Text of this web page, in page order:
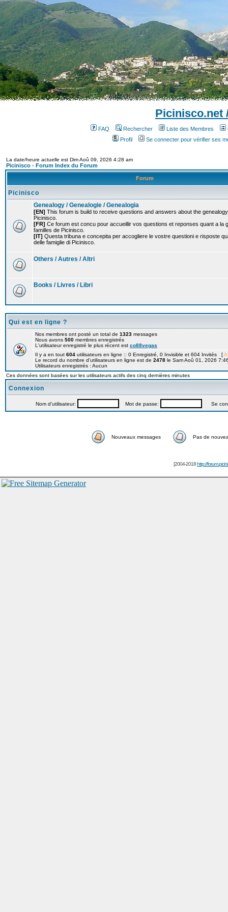
Picinisco.net
FAQ Rechercher Liste des Membres
Profil
Se connecter pour vérifier ses
La date/heure actuelle est Dim Aoû 09, 2026 4:28 am
Picinisco - Forum Index du Forum
Forum
Picinisco
Genealogy / Genealogie / Genealogia
[EN] This forum is build to receive questions and answers about the
Picinisco.
[FR] Ce forum est concu pour accueillir vos questions et reponses quant a la
familles de Picinisco.
[IT] Questa tribuna e concepita per accogliere le vostre questioni e risposte
delle famiglie di Picinisco.
Others / Autres / Altri
Books / Livres / Libri
Qui est en ligne ?
Nos membres ont posté un total de 1323 messages
Nous avons 500 membres enregistrés
L'utilisateur enregistré le plus récent est co88vegas
Il y a en tout 604 utilisateurs en ligne :: 0 Enregistré, 0 Invisible et 604 Invités [
Le record du nombre d'utilisateurs en ligne est de 2478 le Sam Aoû 01, 2026
Utilisateurs enregistrés : Aucun
Ces données sont basées sur les utilisateurs actifs des cinq dernières minutes
Connexion
Nom d'utilisateur: Mot de passe: Se
Nouveaux messages Pas de
[2004-2018http://